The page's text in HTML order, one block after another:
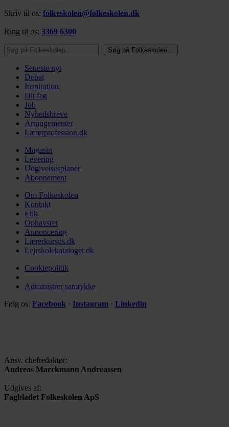
Skriv til os: folkeskolen@folkeskolen.dk
Ring til os: 3369 6300
Søg på Folkeskolen…
Søg på Folkeskolen…
Seneste nyt
Debat
Inspiration
Dit fag
Job
Nyhedsbreve
Arrangementer
Lærerprofession.dk
Magasin
Levering
Udgivelsesplaner
Abonnement
Om Folkeskolen
Kontakt
Etik
Ophavsret
Annoncering
Lærerkursus.dk
Lejrskolekataloget.dk
Cookiepolitik
Administrer samtykke
Følg os: Facebook · Instagram · Linkedin
Ansv. chefredaktør:
Andreas Marckmann Andreassen
Udgives af:
Fagbladet Folkeskolen ApS